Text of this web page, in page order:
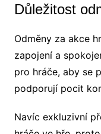
Důležitost
Odměny za akce
zapojení a
pro hráče, aby se
podporují pocit
Navíc exkluzivní